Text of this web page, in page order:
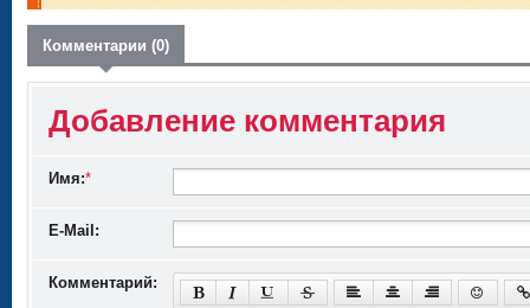
Комментарии (0)
Добавление комментария
Имя:*
E-Mail:
Комментарий: